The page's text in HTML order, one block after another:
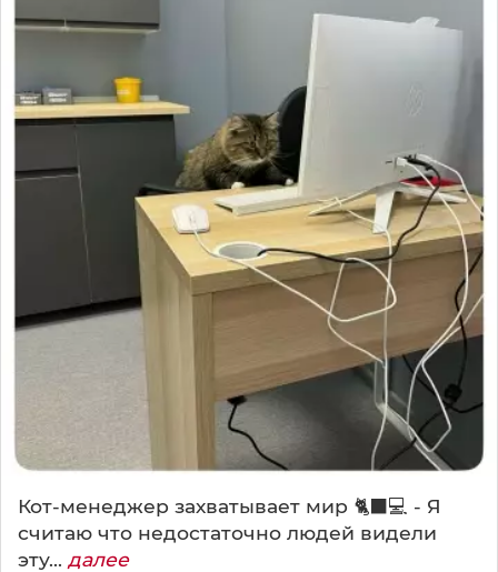
Кот-менеджер захватывает мир 🐈‍⬛💻 - Я
считаю что недостаточно людей видели
эту... далее